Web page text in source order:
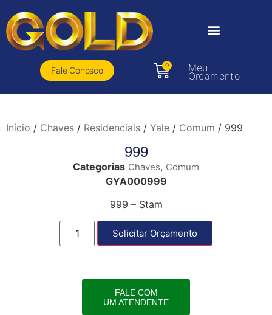
Fale Conosco
0 Meu
Orçamento
Início / Chaves / Residenciais / Yale / Comum / 999
999
Categorias Chaves, Comum
GYA000999
999 – Stam
Solicitar Orçamento
FALE COM
UM ATENDENTE